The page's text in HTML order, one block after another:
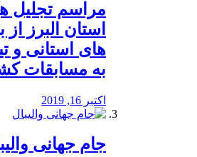
مراسم تجلیل
استان البرز
های استانی و
به مسابقات
اکتبر 16, 2019
جام جهانی